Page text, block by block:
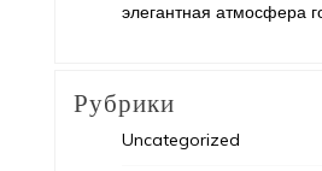
элегантная атмосфера
Рубрики
Uncategorized